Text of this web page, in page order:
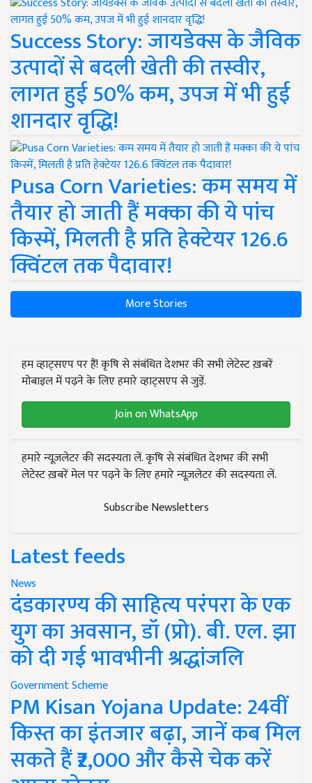
Success Story: जायडेक्स के जैविक
उत्पादों से बदली खेती की तस्वीर,
लागत हुई 50% कम, उपज में भी हुई
शानदार वृद्धि!
Pusa Corn Varieties: कम समय में
तैयार हो जाती हैं मक्का की ये पांच
किस्में, मिलती है प्रति हेक्टेयर 126.6
क्विंटल तक पैदावार!
More Stories
हम व्हाट्सएप पर हैं! कृषि से संबंधित देशभर की सभी लेटेस्ट ख़बरें
मोबाइल में पढ़ने के लिए हमारे व्हाट्सएप से जुड़ें.
Join on WhatsApp
हमारे न्यूज़लेटर की सदस्यता लें. कृषि से संबंधित देशभर की सभी
लेटेस्ट ख़बरें मेल पर पढ़ने के लिए हमारे न्यूज़लेटर की सदस्यता लें.
Subscribe Newsletters
Latest feeds
News
दंडकारण्य की साहित्य परंपरा के एक
युग का अवसान, डॉ (प्रो). बी. एल. झा
को दी गई भावभीनी श्रद्धांजलि
Government Scheme
PM Kisan Yojana Update: 24वीं
किस्त का इंतजार बढ़ा, जानें कब मिल
सकते हैं ₹2,000 और कैसे चेक करें